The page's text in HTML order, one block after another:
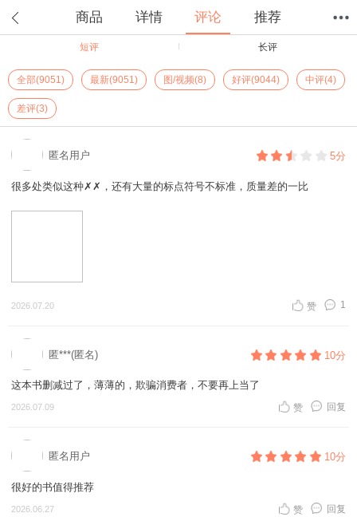
商品 详情 评论 推荐
短评 长评
全部(9051) 最新(9051) 图/视频(8) 好评(9044) 中评(4)
差评(3)
匿名用户 5分
很多处类似这种✗✗，还有大量的标点符号不标准，质量差的一比
2026.07.20 1
赞
匿***(匿名) 10分
这本书删减过了，薄薄的，欺骗消费者，不要再上当了
2026.07.09 回复
赞
匿名用户 10分
很好的书值得推荐
2026.06.27 回复
赞